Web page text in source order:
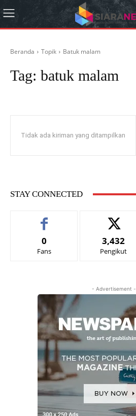
Beranda Topik Batuk malam
Tag: batuk malam
Tidak ada kiriman yang ditampilkan
STAY CONNECTED
0
Fans
3,432
Pengikut
- Advertisement -